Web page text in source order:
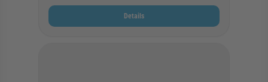
Details